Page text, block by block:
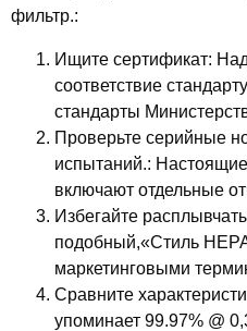
фильтр.:
Ищите сертификат:
соответствие
стандарты
Проверьте серийные
испытаний.:
включают отдельные
Избегайте
подобный,«Стиль
маркетинговыми
Сравните
упоминает 99.97% @